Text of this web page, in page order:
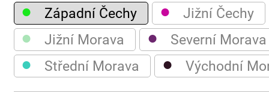
● Západní Čechy ● Jižní Čechy
● Jižní Morava ● Severní Morava
● Střední Morava ● Východní